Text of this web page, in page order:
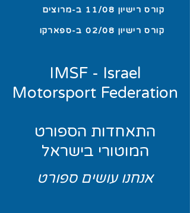
קורס רישיון 11/08 ב-מרוצים
קורס רישיון 02/08 ב-ספארקו
IMSF - Israel
Motorsport Federation
התאחדות הספורט
המוטורי בישראל
אנחנו עושים ספורט